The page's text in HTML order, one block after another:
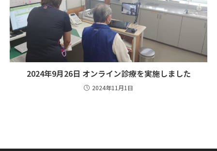
2024年9月26日 オンライン診療を実施しました
2024年11月1日